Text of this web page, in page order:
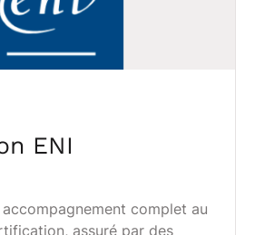
ENI
complet au
assuré par des